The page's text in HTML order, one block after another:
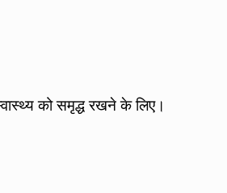
को समृद्ध रखने के लिए।